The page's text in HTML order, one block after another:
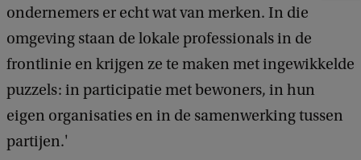
ondernemers er echt wat van merken. In die
omgeving staan de lokale professionals in de
frontlinie en krijgen ze te maken met ingewikkelde
puzzels: in participatie met bewoners, in hun
eigen organisaties en in de samenwerking tussen
partijen.'
b
k